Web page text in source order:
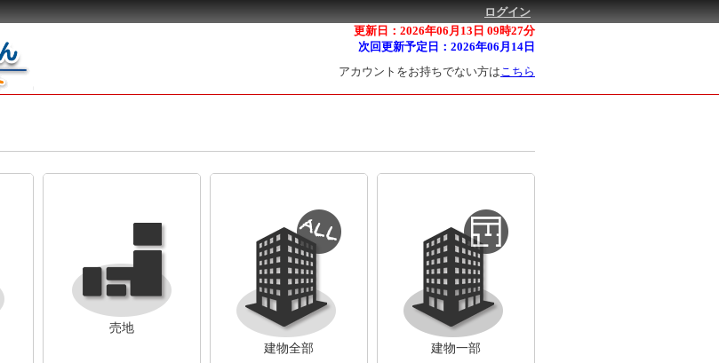
ログイン
更新日：2026年06月13日 09時27分
次回更新予定日：2026年06月14日
アカウントをお持ちでない方はこちら
売地
建物全部
建物一部